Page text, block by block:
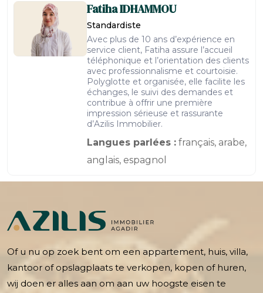
FatihaIDHAMMOU
Standardiste
Avec plus de 10 ans d’expérience en
service client, Fatiha assure l’accueil
téléphonique et l’orientation des clients
avec professionnalisme et courtoisie.
Polyglotte et organisée, elle facilite les
échanges, le suivi des demandes et
contribue à offrir une première
impression sérieuse et rassurante
d’Azilis Immobilier.
Langues parlées : français, arabe,
anglais, espagnol
Of u nu op zoek bent om een appartement, huis, villa,
kantoor of opslagplaats te verkopen, kopen of huren,
wij doen er alles aan om aan uw hoogste eisen te